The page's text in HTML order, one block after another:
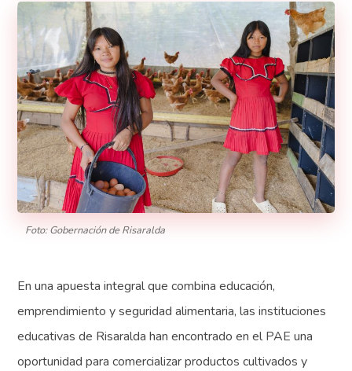
Foto: Gobernación de Risaralda
En una apuesta integral que combina educación,
emprendimiento y seguridad alimentaria, las instituciones
educativas de Risaralda han encontrado en el PAE una
oportunidad para comercializar productos cultivados y